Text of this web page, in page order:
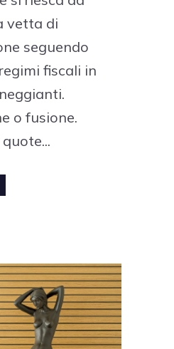
vetta di
seguendo
fiscali in
o fusione.